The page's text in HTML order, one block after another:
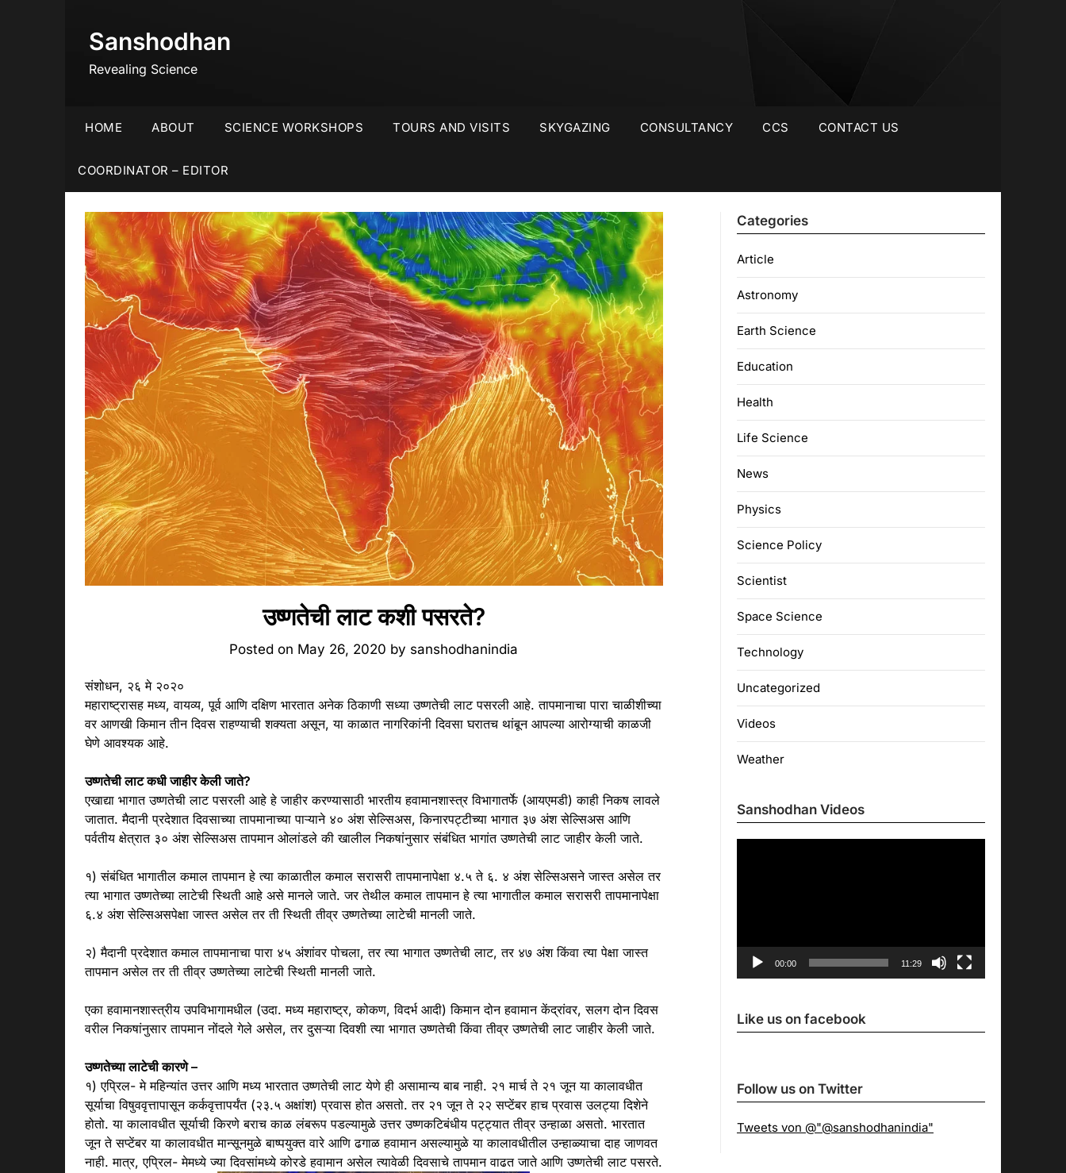
Sanshodhan
Revealing Science
HOME ABOUT SCIENCE WORKSHOPS TOURS AND VISITS SKYGAZING CONSULTANCY CCS CONTACT US
COORDINATOR – EDITOR
उष्णतेची लाट कशी पसरते?
Posted on May 26, 2020 by sanshodhanindia
संशोधन, २६ मे २०२०
महाराष्ट्रासह मध्य, वायव्य, पूर्व आणि दक्षिण भारतात अनेक ठिकाणी सध्या उष्णतेची लाट पसरली आहे. तापमानाचा पारा चाळीशीच्या
वर आणखी किमान तीन दिवस राहण्याची शक्यता असून, या काळात नागरिकांनी दिवसा घरातच थांबून आपल्या आरोग्याची काळजी
घेणे आवश्यक आहे.
उष्णतेची लाट कधी जाहीर केली जाते?
एखाद्या भागात उष्णतेची लाट पसरली आहे हे जाहीर करण्यासाठी भारतीय हवामानशास्त्र विभागातर्फे (आयएमडी) काही निकष लावले
जातात. मैदानी प्रदेशात दिवसाच्या तापमानाच्या पाऱ्याने ४० अंश सेल्सिअस, किनारपट्टीच्या भागात ३७ अंश सेल्सिअस आणि
पर्वतीय क्षेत्रात ३० अंश सेल्सिअस तापमान ओलांडले की खालील निकषांनुसार संबंधित भागांत उष्णतेची लाट जाहीर केली जाते.
१) संबंधित भागातील कमाल तापमान हे त्या काळातील कमाल सरासरी तापमानापेक्षा ४.५ ते ६. ४ अंश सेल्सिअसने जास्त असेल तर
त्या भागात उष्णतेच्या लाटेची स्थिती आहे असे मानले जाते. जर तेथील कमाल तापमान हे त्या भागातील कमाल सरासरी तापमानापेक्षा
६.४ अंश सेल्सिअसपेक्षा जास्त असेल तर ती स्थिती तीव्र उष्णतेच्या लाटेची मानली जाते.
२) मैदानी प्रदेशात कमाल तापमानाचा पारा ४५ अंशांवर पोचला, तर त्या भागात उष्णतेची लाट, तर ४७ अंश किंवा त्या पेक्षा जास्त
तापमान असेल तर ती तीव्र उष्णतेच्या लाटेची स्थिती मानली जाते.
एका हवामानशास्त्रीय उपविभागामधील (उदा. मध्य महाराष्ट्र, कोकण, विदर्भ आदी) किमान दोन हवामान केंद्रांवर, सलग दोन दिवस
वरील निकषांनुसार तापमान नोंदले गेले असेल, तर दुसऱ्या दिवशी त्या भागात उष्णतेची किंवा तीव्र उष्णतेची लाट जाहीर केली जाते.
उष्णतेच्या लाटेची कारणे –
१) एप्रिल- मे महिन्यांत उत्तर आणि मध्य भारतात उष्णतेची लाट येणे ही असामान्य बाब नाही. २१ मार्च ते २१ जून या कालावधीत
सूर्याचा विषुववृत्तापासून कर्कवृत्तापर्यंत (२३.५ अक्षांश) प्रवास होत असतो. तर २१ जून ते २२ सप्टेंबर हाच प्रवास उलट्या दिशेने
होतो. या कालावधीत सूर्याची किरणे बराच काळ लंबरूप पडल्यामुळे उत्तर उष्णकटिबंधीय पट्ट्यात तीव्र उन्हाळा असतो. भारतात
जून ते सप्टेंबर या कालावधीत मान्सूनमुळे बाष्पयुक्त वारे आणि ढगाळ हवामान असल्यामुळे या कालावधीतील उन्हाळ्याचा दाह जाणवत
नाही. मात्र, एप्रिल- मेमध्ये ज्या दिवसांमध्ये कोरडे हवामान असेल त्यावेळी दिवसाचे तापमान वाढत जाते आणि उष्णतेची लाट पसरते.
Categories
Article
Astronomy
Earth Science
Education
Health
Life Science
News
Physics
Science Policy
Scientist
Space Science
Technology
Uncategorized
Videos
Weather
Sanshodhan Videos
Player
00:00 11:29
Like us on facebook
Follow us on Twitter
Tweets von @"@sanshodhanindia"